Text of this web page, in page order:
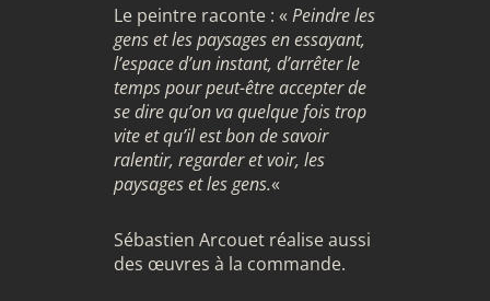
Le peintre raconte : « Peindre les
gens et les paysages en essayant,
l’espace d’un instant, d’arrêter le
temps pour peut-être accepter de
se dire qu’on va quelque fois trop
vite et qu’il est bon de savoir
ralentir, regarder et voir, les
paysages et les gens.«
Sébastien Arcouet réalise aussi
des œuvres à la commande.